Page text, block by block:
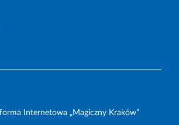
Internetowa „Magiczny Kraków”